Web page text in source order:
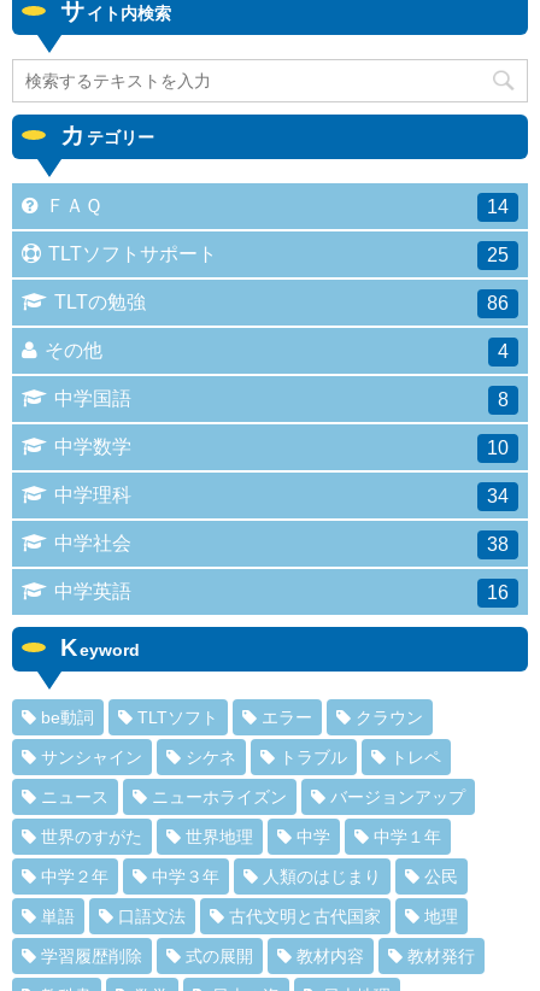
サイト内検索
カ テゴリー
ＦＡＱ 14
TLTソフトサポート 25
TLTの勉強 86
その他 4
中学国語 8
中学数学 10
中学理科 34
中学社会 38
中学英語 16
Keyword
be動詞 TLTソフト エラー クラウン
サンシャイン シケネ トラブル トレペ
ニュース ニューホライズン バージョンアップ
世界のすがた 世界地理 中学 中学１年
中学２年 中学３年 人類のはじまり 公民
単語 口語文法 古代文明と古代国家 地理
学習履歴削除 式の展開 教材内容 教材発行